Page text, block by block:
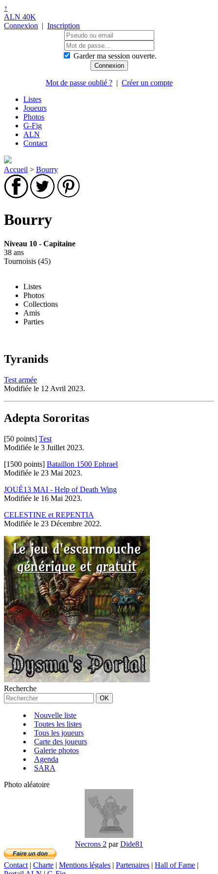
↑
ALN 40K
Connexion | Inscription
Garder ma session ouverte.
Mot de passe oublié ?| Créer un compte
Listes
Joueurs
Photos
G-Fig
ALN
Contact
Accueil > Bourry
Bourry
Niveau 10 - Capitaine
38 ans
Tournoisis (45)
Listes
Photos
Collections
Amis
Parties
Tyranids
Test armée
Modifiée le 12 Avril 2023.
Adepta Sororitas
[50 points] Test
Modifiée le 3 Juillet 2023.
[1500 points] Bataillon 1500 Ephrael
Modifiée le 23 Mai 2023.
JOUÉ13 MAI - Help of Death Wing
Modifiée le 16 Mai 2023.
CELESTINE et REPENTIA
Modifiée le 23 Décembre 2022.
Recherche
Nouvelle liste
Toutes les listes
Tous les joueurs
Carte des joueurs
Galerie photos
Agenda
SARA
Photo aléatoire
Necrons 2 parDide81
Contact | Charte | Mentions légales | Partenaires | Hall of Fame |